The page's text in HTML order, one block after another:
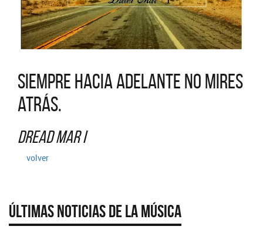
Siempre hacia adelante no mires
atrás.
Dread Mar I
volver
Últimas Noticias de la Música